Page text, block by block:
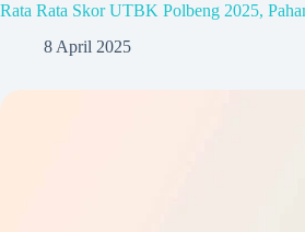
Rata Rata Skor UTBK Polbeng 2025,
8 April 2025